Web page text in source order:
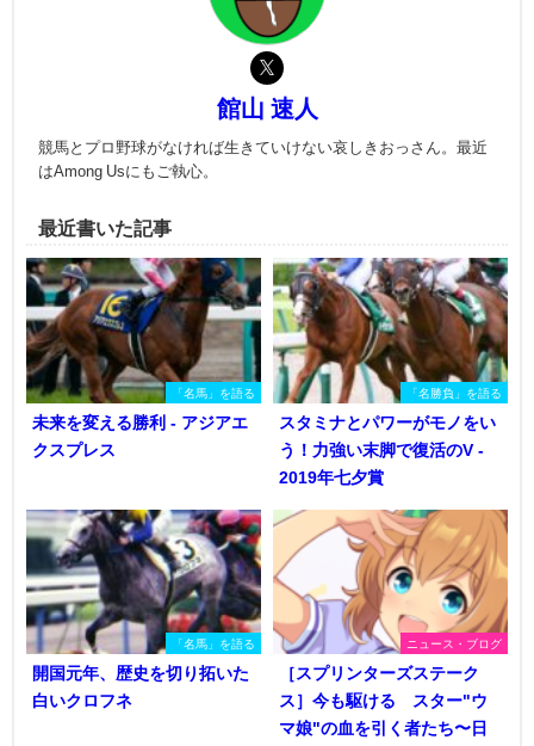
館山 速人
競馬とプロ野球がなければ生きていけない哀しきおっさん。最近
はAmong Usにもご執心。
最近書いた記事
「名馬」を語る
未来を変える勝利 - アジアエ
クスプレス
「名勝負」を語る
スタミナとパワーがモノをい
う！力強い末脚で復活のV -
2019年七夕賞
「名馬」を語る
開国元年、歴史を切り拓いた
白いクロフネ
ニュース・ブログ
［スプリンターズステーク
ス］今も駆ける スター"ウ
マ娘"の血を引く者たち〜日